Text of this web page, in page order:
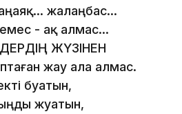
жалаңбас...
- ақ алмас...
ЖҮЗІНЕН
жау ала алмас.
буатын,
жуатын,